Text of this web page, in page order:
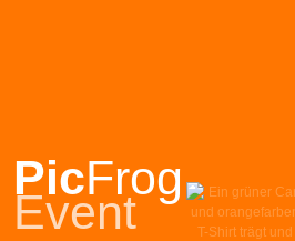
PicFrog
Event